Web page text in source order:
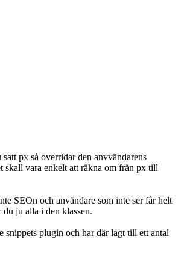
px så overridar den anvvändarens
skall vara enkelt att räkna om från px till
SEOn och användare som inte ser får helt
ju alla i den klassen.
plugin och har där lagt till ett antal